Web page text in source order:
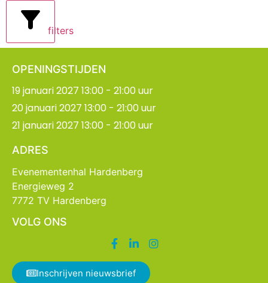
filters
OPENINGSTIJDEN
19 januari 2027 13:00 - 21:00 uur
20 januari 2027 13:00 - 21:00 uur
21 januari 2027 13:00 - 21:00 uur
ADRES
Evenementenhal Hardenberg
Energieweg 2
7772 TV Hardenberg
VOLG ONS
Inschrijven nieuwsbrief